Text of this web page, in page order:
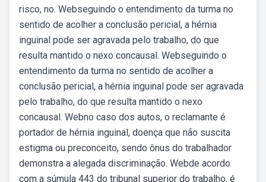
risco, no. Webseguindo o entendimento da turma no
sentido de acolher a conclusão pericial, a hérnia
inguinal pode ser agravada pelo trabalho, do que
resulta mantido o nexo concausal. Webseguindo o
entendimento da turma no sentido de acolher a
conclusão pericial, a hérnia inguinal pode ser agravada
pelo trabalho, do que resulta mantido o nexo
concausal. Webno caso dos autos, o reclamante é
portador de hérnia inguinal, doença que não suscita
estigma ou preconceito, sendo ônus do trabalhador
demonstra a alegada discriminação. Webde acordo
com a súmula 443 do tribunal superior do trabalho, é